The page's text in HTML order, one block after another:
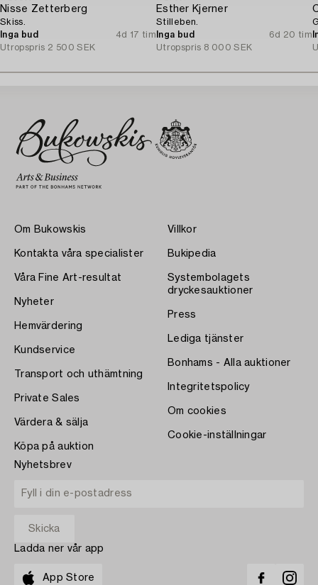
Nisse Zetterberg
Skiss.
Inga bud
4d 17 tim
Utropspris 2 500 SEK
Esther Kjerner
Stilleben.
Inga bud
6d 20 tim
Utropspris 8 000 SEK
Om Bukowskis
Kontakta våra specialister
Våra Fine Art-resultat
Nyheter
Hemvärdering
Kundservice
Transport och uthämtning
Private Sales
Värdera & sälja
Köpa på auktion
Villkor
Bukipedia
Systembolagets
dryckesauktioner
Press
Lediga tjänster
Bonhams - Alla auktioner
Integritetspolicy
Om cookies
Cookie-inställningar
Nyhetsbrev
Ladda ner vår app
App Store